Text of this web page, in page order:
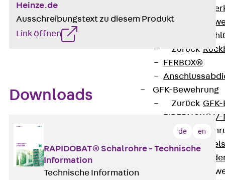
Zurück
FERBOX®
GFK-Bewehrung
Zurück
FIBERNOX® V-
Zurück
Heinze.de
Ausschreibungstext zu diesem Produkt
Link öffnen
Downloads
de en
RAPIDOBAT® Schalrohre - Technische
Information
Technische Information